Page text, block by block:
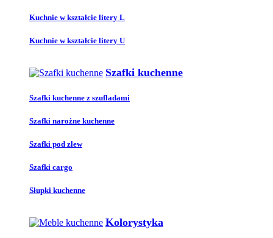
Kuchnie w kształcie litery L
Kuchnie w kształcie litery U
Szafki kuchenne
Szafki kuchenne z szufladami
Szafki narożne kuchenne
Szafki pod zlew
Szafki cargo
Słupki kuchenne
Kolorystyka